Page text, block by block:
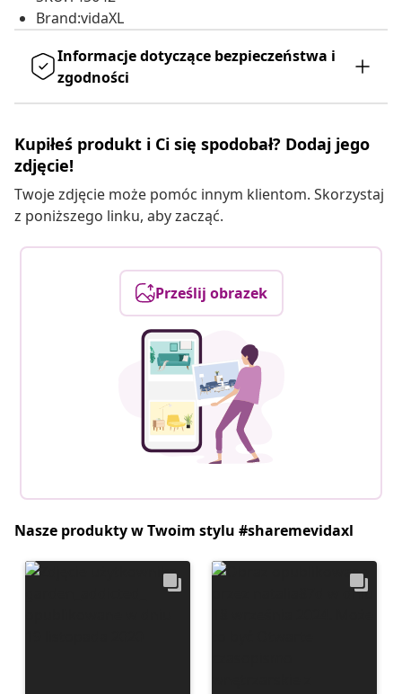
Brand:vidaXL
Informacje dotyczące bezpieczeństwa i
zgodności
Kupiłeś produkt i Ci się spodobał? Dodaj jego
zdjęcie!
Twoje zdjęcie może pomóc innym klientom. Skorzystaj
z poniższego linku, aby zacząć.
Prześlij obrazek
Nasze produkty w Twoim stylu #sharemevidaxl